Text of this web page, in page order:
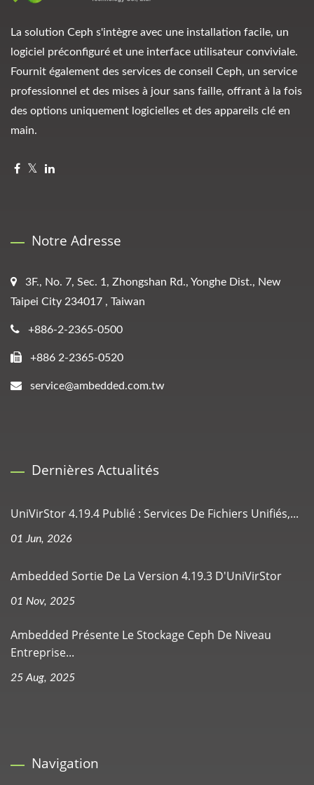
La solution Ceph s'intègre avec une installation facile, un
logiciel préconfiguré et une interface utilisateur conviviale.
Fournit également des services de conseil Ceph, un service
professionnel et des mises à jour sans faille, offrant à la fois
des options uniquement logicielles et des appareils clé en
main.
Notre Adresse
3F., No. 7, Sec. 1, Zhongshan Rd., Yonghe Dist., New
Taipei City 234017 , Taiwan
+886-2-2365-0500
+886 2-2365-0520
service@ambedded.com.tw
Dernières Actualités
UniVirStor 4.19.4 Publié : Services De Fichiers Unifiés,...
01 Jun, 2026
Ambedded Sortie De La Version 4.19.3 D'UniVirStor
01 Nov, 2025
Ambedded Présente Le Stockage Ceph De Niveau
Entreprise...
25 Aug, 2025
Navigation